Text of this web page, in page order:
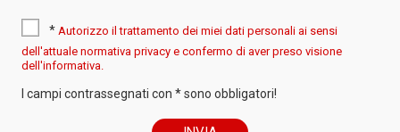
* Autorizzo il trattamento dei miei dati personali ai sensi
dell'attuale normativa privacy e confermo di aver preso visione
dell'informativa.
I campi contrassegnati con * sono obbligatori!